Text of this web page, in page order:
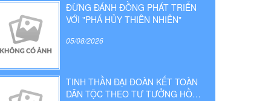
ĐỪNG ĐÁNH ĐỒNG PHÁT TRIỂN
VỚI "PHÁ HỦY THIÊN NHIÊN"
05/08/2026
TINH THẦN ĐẠI ĐOÀN KẾT TOÀN
DÂN TỘC THEO TƯ TƯỞNG HỒ